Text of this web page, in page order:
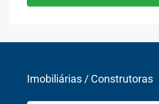
Imobiliárias / Construtoras